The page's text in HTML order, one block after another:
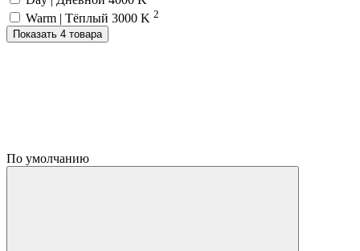
Warm | Тёплый 3000 K 2
Показать 4 товара
По умолчанию